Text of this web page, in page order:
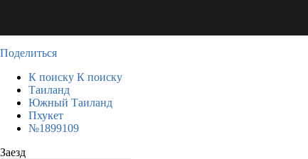
Поделиться
К поиску К поиску
Таиланд
Южный Таиланд
Пхукет
№1899109
Заезд